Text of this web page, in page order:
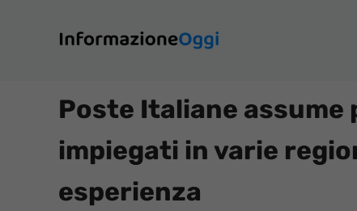
contenuto
Poste Italiane
impiegati in varie
esperienza